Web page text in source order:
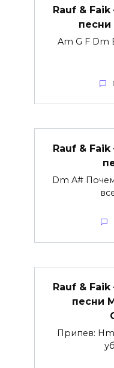
Rauf &
Am G F Dm
Rauf &
Dm A#
Rauf &
песни
Припев: